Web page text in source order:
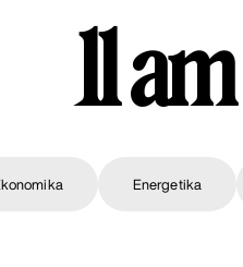
11 am
Energetika